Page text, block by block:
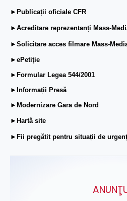
►Publicații oficiale CFR
►Acreditare reprezentanți Mass-
►Solicitare acces filmare Mass-
►ePetiție
►Formular Legea 544/2001
►Informații Presă
►Modernizare Gara de Nord
►Hartă site
►Fii pregătit pentru situații de